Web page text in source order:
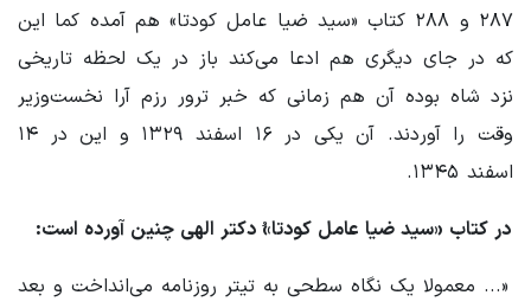
۲۸۷ و ۲۸۸ کتاب «سید ضیا عامل کودتا»‌ هم آمده کما این
که در جای دیگری هم ادعا می‌کند باز در یک لحظه تاریخی
نزد شاه بوده آن هم زمانی که خبر ترور رزم آرا نخست‌وزیر
وقت را آوردند. آن یکی در ۱۶ اسفند ۱۳۲۹ و این در ۱۴
اسفند ۱۳۴۵.
در کتاب «سید ضیا عامل کودتا»ُ دکتر الهی چنین آورده است:
«... معمولا یک نگاه سطحی به تیتر روزنامه می‌انداخت و بعد